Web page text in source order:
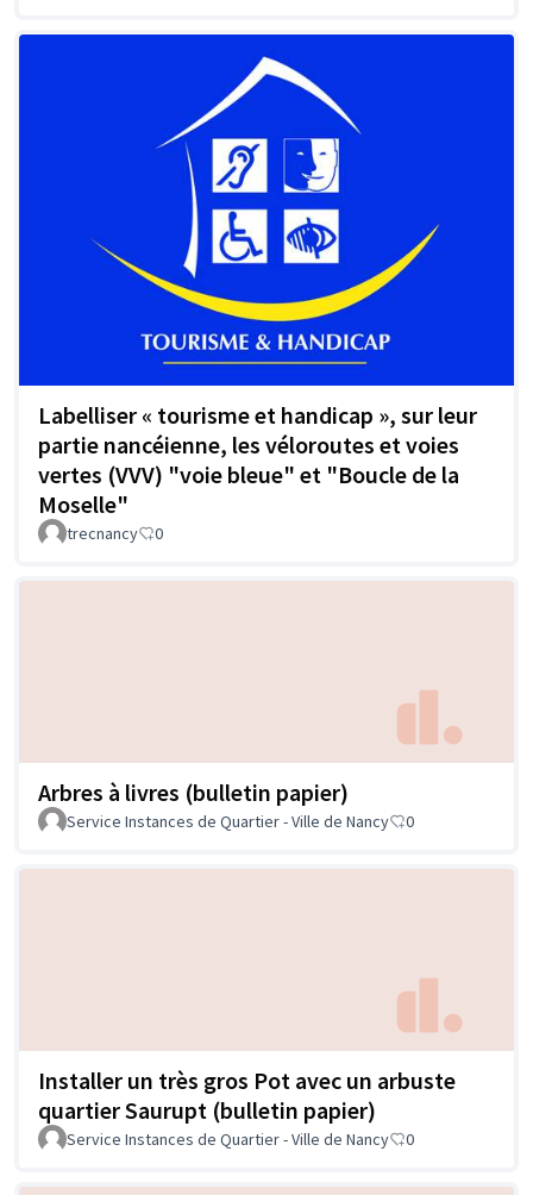
Labelliser « tourisme et handicap », sur leur
partie nancéienne, les véloroutes et voies
vertes (VVV) "voie bleue" et "Boucle de la
Moselle"
trecnancy 0
Arbres à livres (bulletin papier)
Service Instances de Quartier - Ville de Nancy 0
Installer un très gros Pot avec un arbuste
quartier Saurupt (bulletin papier)
Service Instances de Quartier - Ville de Nancy 0